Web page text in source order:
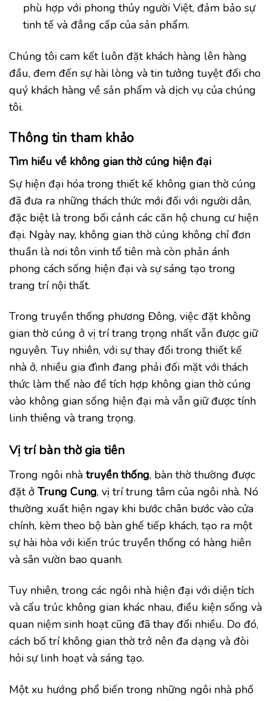
phù hợp với phong thủy người Việt, đảm bảo sự
tinh tế và đẳng cấp của sản phẩm.
Chúng tôi cam kết luôn đặt khách hàng lên hàng
đầu, đem đến sự hài lòng và tin tưởng tuyệt đối cho
quý khách hàng về sản phẩm và dịch vụ của chúng
tôi.
Thông tin tham khảo
Tìm hiểu về không gian thờ cúng hiện đại
Sự hiện đại hóa trong thiết kế không gian thờ cúng
đã đưa ra những thách thức mới đối với người dân,
đặc biệt là trong bối cảnh các căn hộ chung cư hiện
đại. Ngày nay, không gian thờ cúng không chỉ đơn
thuần là nơi tôn vinh tổ tiên mà còn phản ánh
phong cách sống hiện đại và sự sáng tạo trong
trang trí nội thất.
Trong truyền thống phương Đông, việc đặt không
gian thờ cúng ở vị trí trang trọng nhất vẫn được giữ
nguyên. Tuy nhiên, với sự thay đổi trong thiết kế
nhà ở, nhiều gia đình đang phải đối mặt với thách
thức làm thế nào để tích hợp không gian thờ cúng
vào không gian sống hiện đại mà vẫn giữ được tính
linh thiêng và trang trọng.
Vị trí bàn thờ gia tiên
Trong ngôi nhà truyền thống, bàn thờ thường được
đặt ở Trung Cung, vị trí trung tâm của ngôi nhà. Nó
thường xuất hiện ngay khi bước chân bước vào cửa
chính, kèm theo bộ bàn ghế tiếp khách, tạo ra một
sự hài hòa với kiến trúc truyền thống có hàng hiên
và sân vườn bao quanh.
Tuy nhiên, trong các ngôi nhà hiện đại với diện tích
và cấu trúc không gian khác nhau, điều kiện sống và
quan niệm sinh hoạt cũng đã thay đổi nhiều. Do đó,
cách bố trí không gian thờ trở nên đa dạng và đòi
hỏi sự linh hoạt và sáng tạo.
Một xu hướng phổ biến trong những ngôi nhà phố